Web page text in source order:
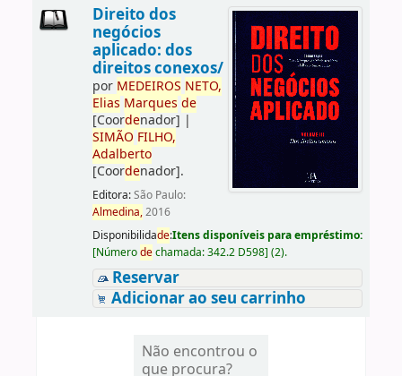
Direito dos
negócios
aplicado: dos
direitos conexos/
por MEDEIROS NETO,
Elias Marques de
[Coordenador] |
SIMÃO FILHO,
Adalberto
[Coordenador].
Editora:São Paulo:
Almedina,2016
Disponibilidade:Itens disponíveis para empréstimo:
[Númerodechamada:342.2 D598] (2).
Reservar
Adicionar ao seu carrinho
Não encontrou o
que procura?